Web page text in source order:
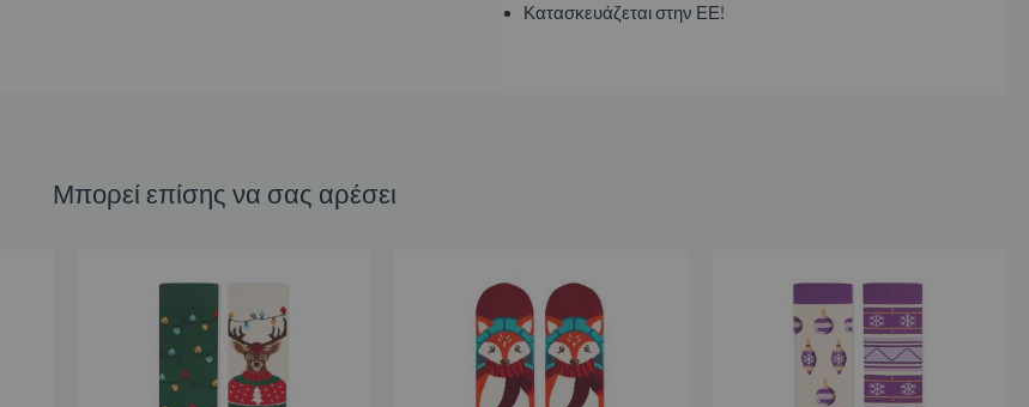
Κατασκευάζεται στην ΕΕ!
Μπορεί επίσης να σας αρέσει